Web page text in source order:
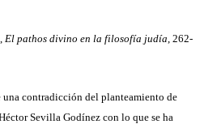
El pathos divino en la filosofía judía , 262-
una contradicción del planteamiento de
Sevilla Godínez con lo que se ha